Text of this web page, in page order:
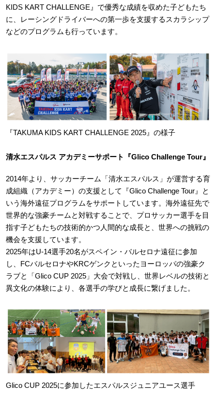
KIDS KART CHALLENGE』で優秀な成績を収めた子どもたち
に、レーシングドライバーへの第一歩を支援するスカラシップ
などのプログラムも行っています。
『TAKUMA KIDS KART CHALLENGE 2025』の様子
清水エスパルス アカデミーサポート『Glico Challenge Tour』
2014年より、サッカーチーム「清水エスパルス」が運営する育
成組織（アカデミー）の支援として『Glico Challenge Tour』と
いう海外遠征プログラムをサポートしています。海外遠征先で
世界的な強豪チームと対戦することで、プロサッカー選手を目
指す子どもたちの技術的かつ人間的な成長と、世界への挑戦の
機会を支援しています。
2025年はU-14選手20名がスペイン・バルセロナ遠征に参加
し、FCバルセロナやKRCゲンクといったヨーロッパの強豪ク
ラブと「Glico CUP 2025」大会で対戦し、世界レベルの技術と
異文化の体験により、各選手の学びと成長に繋げました。
Glico CUP 2025に参加したエスパルスジュニアユース選手